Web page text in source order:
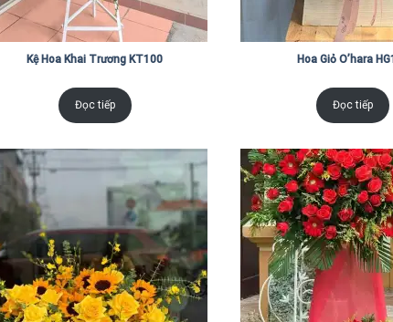
Kệ Hoa Khai Trương KT100
Đọc tiếp
Hoa Giỏ O’hara
Đọc tiếp